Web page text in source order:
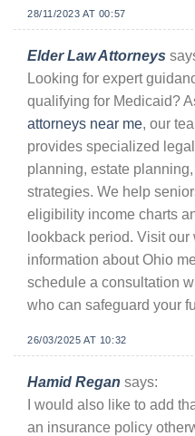
28/11/2023 AT 00:57
Elder Law Attorneys
Looking for expert
qualifying for Medicaid?
attorneys near me, our
provides specialized
planning, estate
strategies. We help
eligibility income charts
lookback period. Visit
information about Ohio
schedule a consultation
who can safeguard your
26/03/2025 AT 10:32
Hamid Regan says:
I would also like to add
an insurance policy